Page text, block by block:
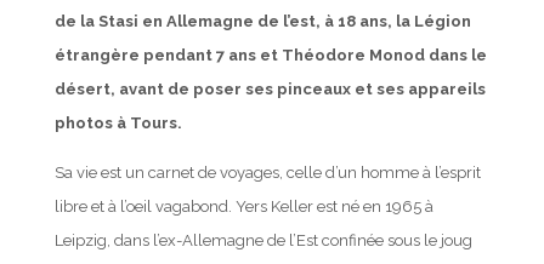
de la Stasi en Allemagne de l’est, à 18 ans, la Légion
étrangère pendant 7 ans et Théodore Monod dans le
désert, avant de poser ses pinceaux et ses appareils
photos à Tours.
Sa vie est un carnet de voyages, celle d’un homme à l’esprit
libre et à l’oeil vagabond. Yers Keller est né en 1965 à
Leipzig, dans l’ex-Allemagne de l’Est confinée sous le joug